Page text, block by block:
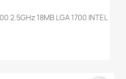
2.5GHz 18MB LGA 1700 INTEL